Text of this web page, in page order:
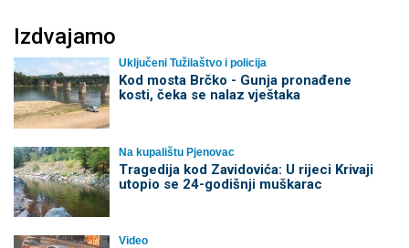
Izdvajamo
Uključeni Tužilaštvo i policija
Kod mosta Brčko - Gunja pronađene
kosti, čeka se nalaz vještaka
Na kupalištu Pjenovac
Tragedija kod Zavidovića: U rijeci Krivaji
utopio se 24-godišnji muškarac
Video